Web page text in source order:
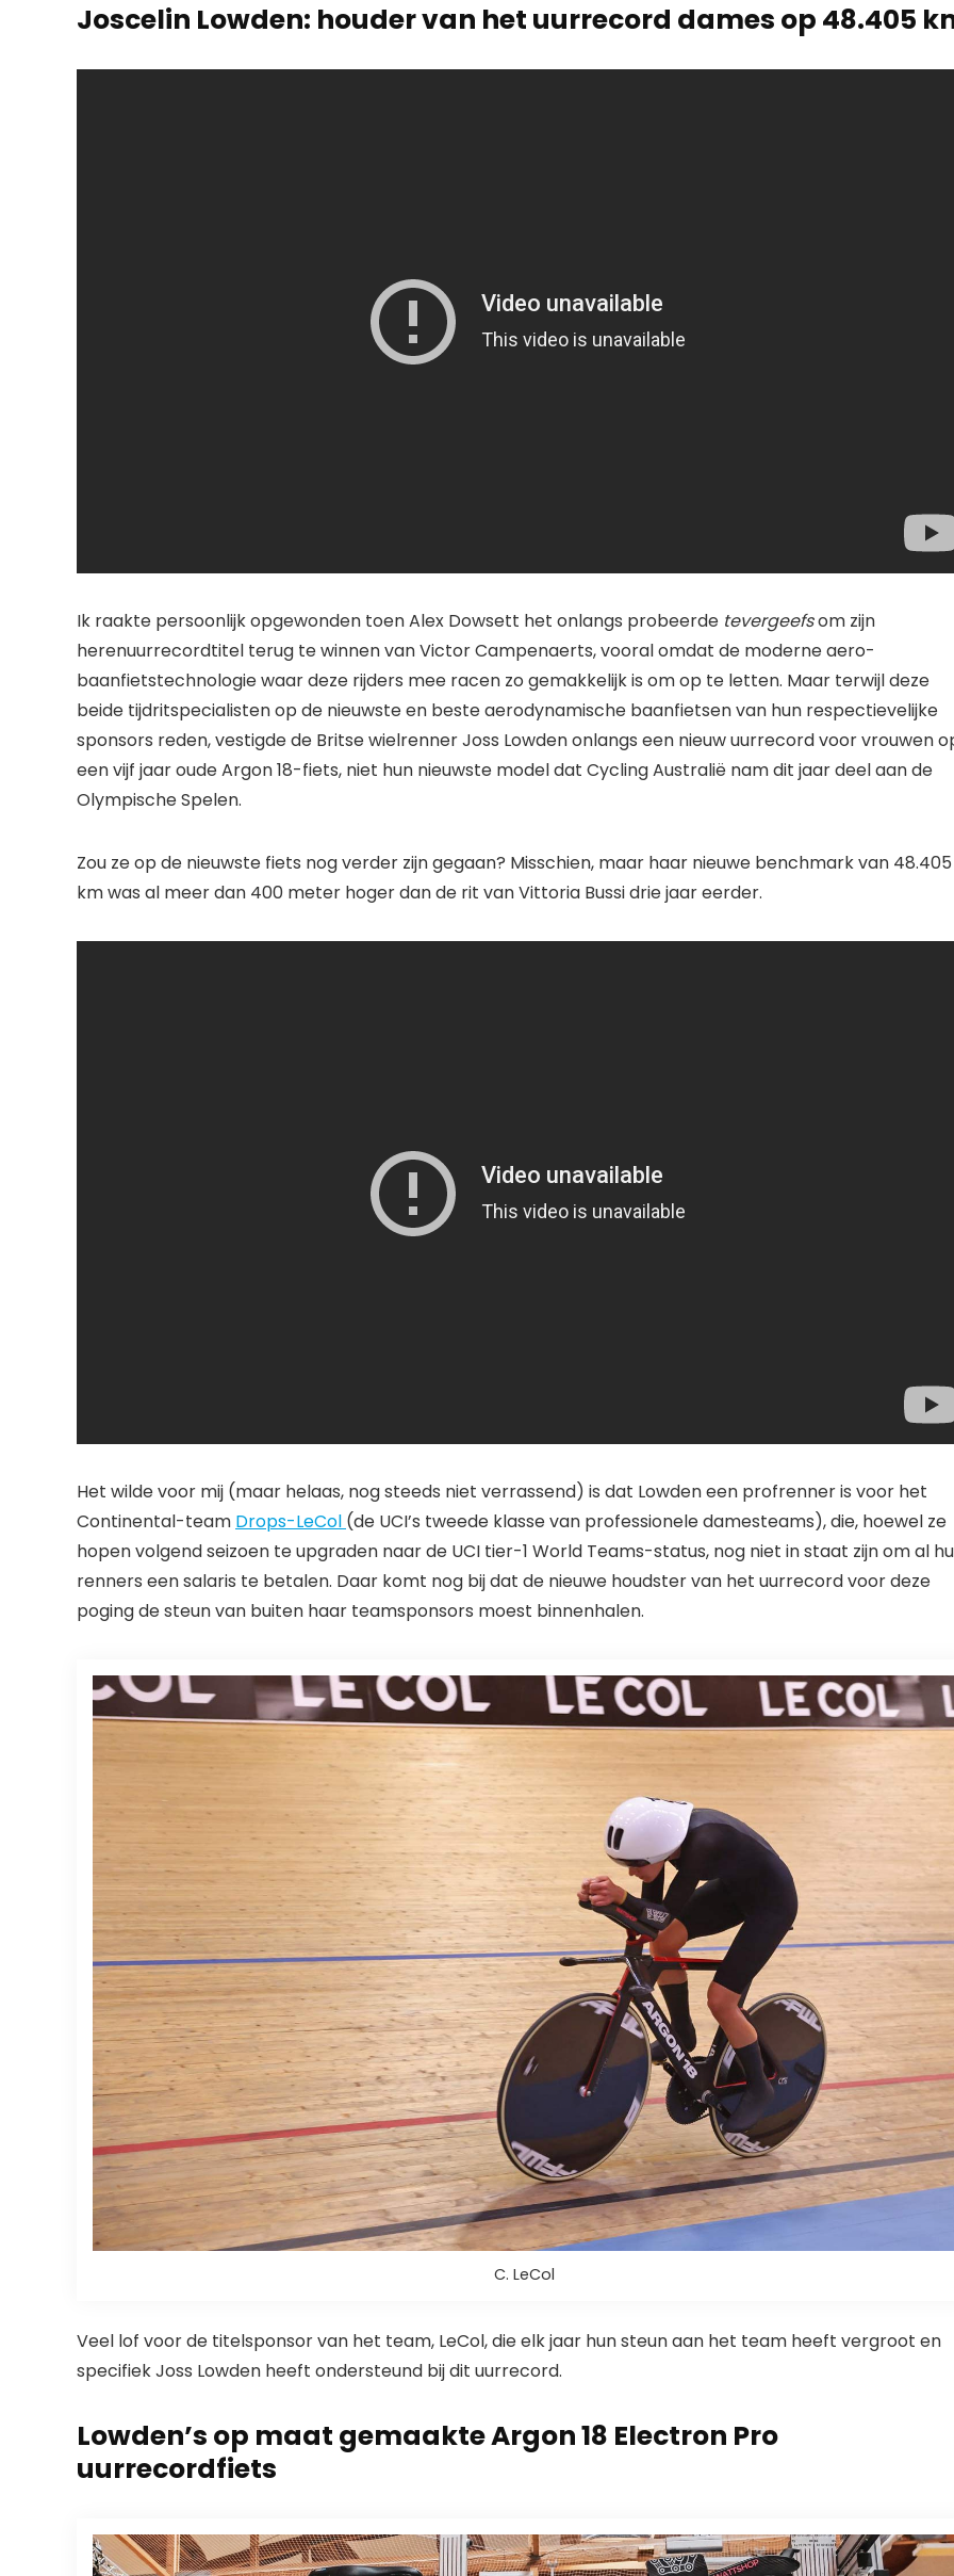
Joscelin Lowden: houder van het uurrecord dames op 48.405
Ik raakte persoonlijk opgewonden toen Alex Dowsett het onlangs probeerde tevergeefsom zijn
herenuurrecordtitel terug te winnen van Victor Campenaerts, vooral omdat de moderne aero-
baanfietstechnologie waar deze rijders mee racen zo gemakkelijk is om op te letten. Maar terwijl deze
beide tijdritspecialisten op de nieuwste en beste aerodynamische baanfietsen van hun respectievelijke
sponsors reden, vestigde de Britse wielrenner Joss Lowden onlangs een nieuw uurrecord voor vrouwen
een vijf jaar oude Argon 18-fiets, niet hun nieuwste model dat Cycling Australië nam dit jaar deel aan de
Olympische Spelen.
Zou ze op de nieuwste fiets nog verder zijn gegaan? Misschien, maar haar nieuwe benchmark van 48.405
km was al meer dan 400 meter hoger dan de rit van Vittoria Bussi drie jaar eerder.
Het wilde voor mij (maar helaas, nog steeds niet verrassend) is dat Lowden een profrenner is voor het
Continental-team Drops-LeCol (de UCI’s tweede klasse van professionele damesteams), die, hoewel ze
hopen volgend seizoen te upgraden naar de UCI tier-1 World Teams-status, nog niet in staat zijn om al
renners een salaris te betalen. Daar komt nog bij dat de nieuwe houdster van het uurrecord voor deze
poging de steun van buiten haar teamsponsors moest binnenhalen.
C. LeCol
Veel lof voor de titelsponsor van het team, LeCol, die elk jaar hun steun aan het team heeft vergroot en
specifiek Joss Lowden heeft ondersteund bij dit uurrecord.
Lowden’s op maat gemaakte Argon 18 Electron Pro
uurrecordfiets